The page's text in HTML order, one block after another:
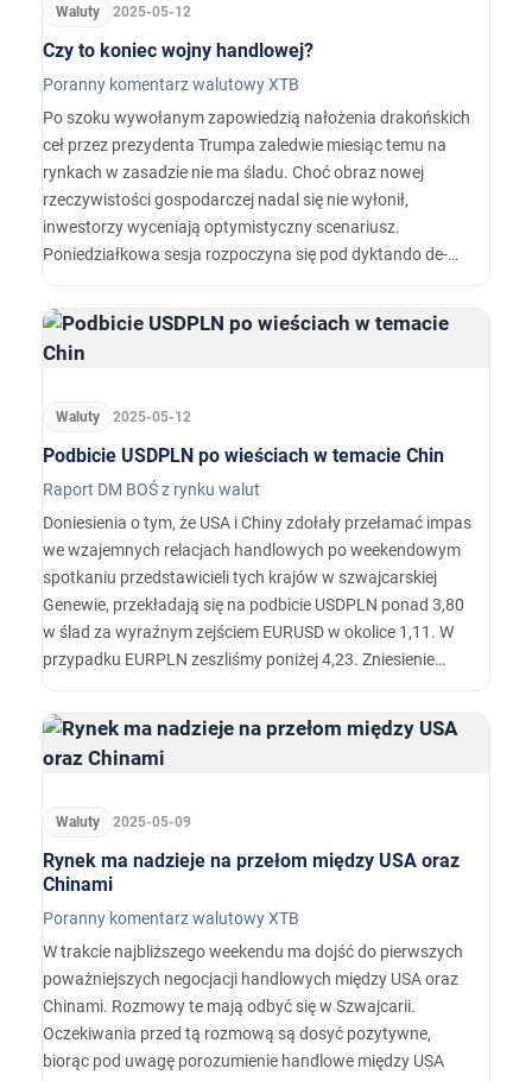
Waluty 2025-05-12
Czy to koniec wojny handlowej?
Poranny komentarz walutowy XTB
Po szoku wywołanym zapowiedzią nałożenia drakońskich
ceł przez prezydenta Trumpa zaledwie miesiąc temu na
rynkach w zasadzie nie ma śladu. Choć obraz nowej
rzeczywistości gospodarczej nadal się nie wyłonił,
inwestorzy wyceniają optymistyczny scenariusz.
Poniedziałkowa sesja rozpoczyna się pod dyktando de-
Waluty 2025-05-12
Podbicie USDPLN po wieściach w temacie Chin
Raport DM BOŚ z rynku walut
Doniesienia o tym, że USA i Chiny zdołały przełamać impas
we wzajemnych relacjach handlowych po weekendowym
spotkaniu przedstawicieli tych krajów w szwajcarskiej
Genewie, przekładają się na podbicie USDPLN ponad 3,80
w ślad za wyraźnym zejściem EURUSD w okolice 1,11. W
przypadku EURPLN zeszliśmy poniżej 4,23. Zniesienie
bardziej znaczące, niż to spekulował rynek jeszcze w
miniony piątek.
Waluty 2025-05-09
Rynek ma nadzieje na przełom między USA oraz
Chinami
Poranny komentarz walutowy XTB
W trakcie najbliższego weekendu ma dojść do pierwszych
poważniejszych negocjacji handlowych między USA oraz
Chinami. Rozmowy te mają odbyć się w Szwajcarii.
Oczekiwania przed tą rozmową są dosyć pozytywne,
biorąc pod uwagę porozumienie handlowe między USA